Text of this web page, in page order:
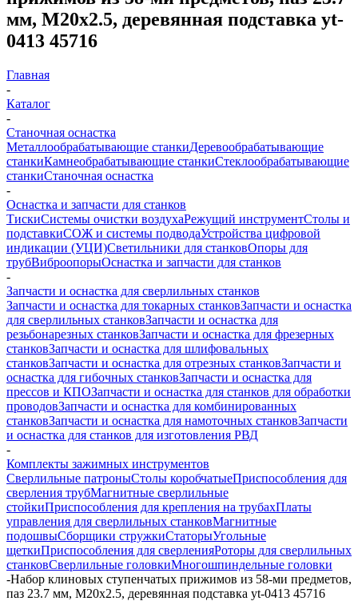
мм, М20x2.5, деревянная подставка yt-
0413 45716
Главная
-
Каталог
-
Станочная оснастка
Металлообрабатывающие станкиДеревообрабатывающие
станкиКамнеобрабатывающие станкиСтеклообрабатывающие
станкиСтаночная оснастка
-
Оснастка и запчасти для станков
ТискиСистемы очистки воздухаРежущий инструментСтолы и
подставкиСОЖ и системы подводаУстройства цифровой
индикации (УЦИ)Светильники для станковОпоры для
трубВиброопорыОснастка и запчасти для станков
-
Запчасти и оснастка для сверлильных станков
Запчасти и оснастка для токарных станковЗапчасти и оснастка
для сверлильных станковЗапчасти и оснастка для
резьбонарезных станковЗапчасти и оснастка для фрезерных
станковЗапчасти и оснастка для шлифовальных
станковЗапчасти и оснастка для отрезных станковЗапчасти и
оснастка для гибочных станковЗапчасти и оснастка для
прессов и КПОЗапчасти и оснастка для станков для обработки
проводовЗапчасти и оснастка для комбинированных
станковЗапчасти и оснастка для намоточных станковЗапчасти
и оснастка для станков для изготовления РВД
-
Комплекты зажимных инструментов
Сверлильные патроныСтолы коробчатыеПриспособления для
сверления трубМагнитные сверлильные
стойкиПриспособления для крепления на трубахПлаты
управления для сверлильных станковМагнитные
подошвыСборщики стружкиСтаторыУгольные
щеткиПриспособления для сверленияРоторы для сверлильных
станковСверлильные головкиМногошпиндельные головки
-Набор клиновых ступенчатых прижимов из 58-ми предметов,
паз 23.7 мм, М20x2.5, деревянная подставка yt-0413 45716